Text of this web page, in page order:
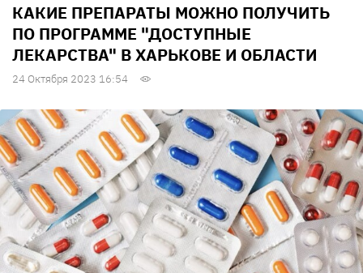
КАКИЕ ПРЕПАРАТЫ МОЖНО ПОЛУЧИТЬ
ПО ПРОГРАММЕ "ДОСТУПНЫЕ
ЛЕКАРСТВА" В ХАРЬКОВЕ И ОБЛАСТИ
24 Октября 2023 16:54